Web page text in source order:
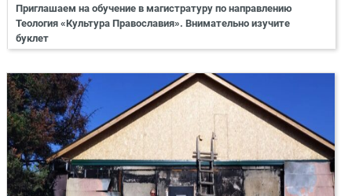
Приглашаем на обучение в магистратуру по направлению
Теология «Культура Православия». Внимательно изучите
буклет